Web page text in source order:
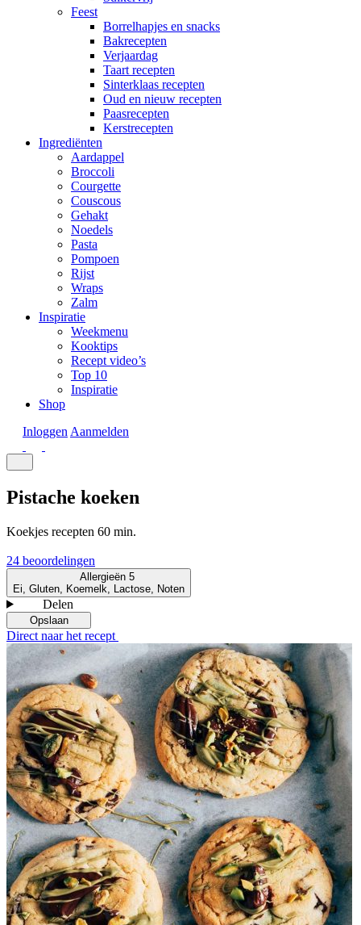
Feest
Borrelhapjes en snacks
Bakrecepten
Verjaardag
Taart recepten
Sinterklaas recepten
Oud en nieuw recepten
Paasrecepten
Kerstrecepten
Ingrediënten
Aardappel
Broccoli
Courgette
Couscous
Gehakt
Noedels
Pasta
Pompoen
Rijst
Wraps
Zalm
Inspiratie
Weekmenu
Kooktips
Recept video’s
Top 10
Inspiratie
Shop
Inloggen Aanmelden
Pistache koeken
Koekjes recepten 60 min.
24 beoordelingen
Allergieën 5
Ei, Gluten, Koemelk, Lactose, Noten
Delen
Opslaan
Direct naar het recept